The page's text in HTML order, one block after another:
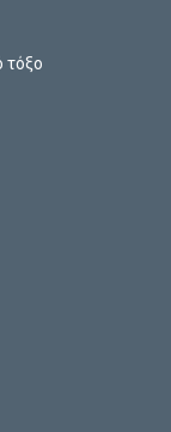
τόξο